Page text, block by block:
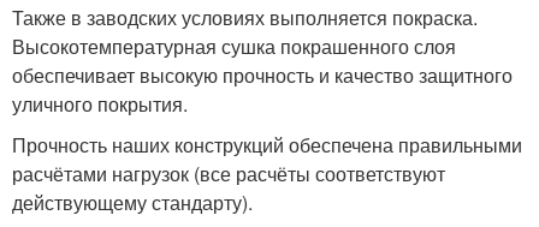
Навес для машины Пристроенные навесы
Также в заводских условиях выполняется покраска.
Высокотемпературная сушка покрашенного слоя
обеспечивает высокую прочность и качество защитного
уличного покрытия.
Прочность наших конструкций обеспечена правильными
расчётами нагрузок (все расчёты соответствуют
действующему стандарту).